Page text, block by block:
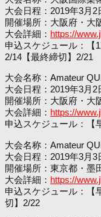
大会日程：2019年3月2
開催場所：大阪府・大
大会詳細： https://
申込スケジュール：【
2/14【最終締切】2/21
大会名称：Amateur
大会日程：2019年3月2
開催場所：大阪府・大
大会詳細： https://
申込スケジュール：【
大会名称：Amateur
大会日程：2019年3月3
開催場所：東京都・墨
大会詳細： https://
申込スケジュール：【
切】2/22